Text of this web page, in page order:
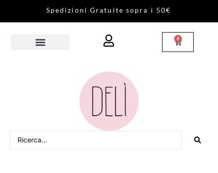
Sped izi on i Gratu ite sopra i 50€
0